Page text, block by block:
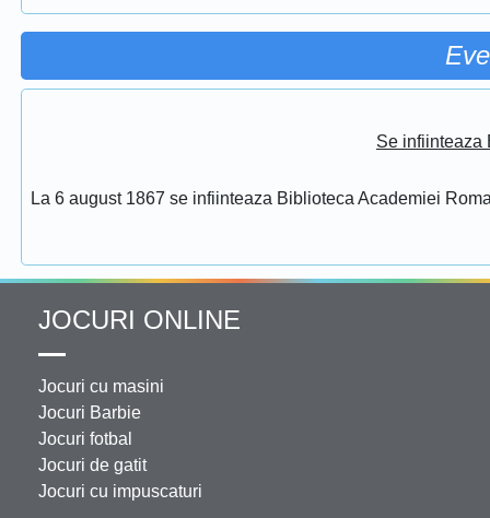
Se infiinteaza
La 6 august 1867 se infiinteaza Biblioteca Academiei
JOCURI ONLINE
Jocuri cu masini
Jocuri Barbie
Jocuri fotbal
Jocuri de gatit
Jocuri cu impuscaturi